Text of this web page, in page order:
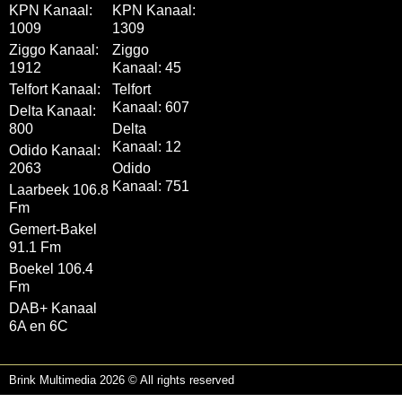
KPN Kanaal:
1009
Ziggo Kanaal:
1912
Telfort Kanaal:
Delta Kanaal:
800
Odido Kanaal:
2063
Laarbeek 106.8
Fm
Gemert-Bakel
91.1 Fm
Boekel 106.4
Fm
DAB+ Kanaal
6A en 6C
KPN Kanaal:
1309
Ziggo
Kanaal: 45
Telfort
Kanaal: 607
Delta
Kanaal: 12
Odido
Kanaal: 751
Brink Multimedia 2026 © All rights reserved